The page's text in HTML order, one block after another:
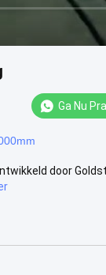
Ga Nu
door